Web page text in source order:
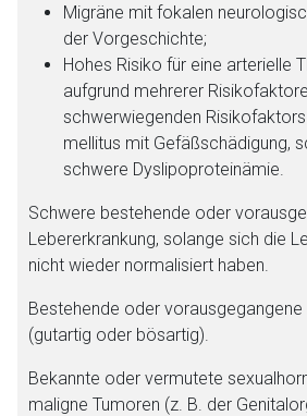
Migräne mit fokalen
der Vorgeschichte;
Hohes Risiko für eine arterielle
aufgrund mehrerer
schwerwiegenden
mellitus mit Gefäßschädigung,
schwere Dyslipoproteinämie.
Schwere bestehende oder
Lebererkrankung, solange sich die
nicht wieder normalisiert haben.
Bestehende oder
(gutartig oder bösartig).
Bekannte oder vermutete
maligne Tumoren (z. B. der